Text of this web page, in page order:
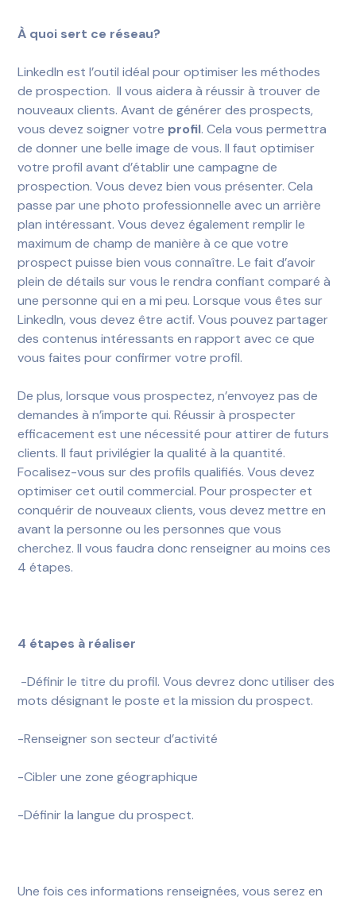
À quoi sert ce réseau?
LinkedIn est l’outil idéal pour optimiser les méthodes
de prospection. Il vous aidera à réussir à trouver de
nouveaux clients. Avant de générer des prospects,
vous devez soigner votre profil. Cela vous permettra
de donner une belle image de vous. Il faut optimiser
votre profil avant d’établir une campagne de
prospection. Vous devez bien vous présenter. Cela
passe par une photo professionnelle avec un arrière
plan intéressant. Vous devez également remplir le
maximum de champ de manière à ce que votre
prospect puisse bien vous connaître. Le fait d’avoir
plein de détails sur vous le rendra confiant comparé à
une personne qui en a mi peu. Lorsque vous êtes sur
LinkedIn, vous devez être actif. Vous pouvez partager
des contenus intéressants en rapport avec ce que
vous faites pour confirmer votre profil.
De plus, lorsque vous prospectez, n’envoyez pas de
demandes à n’importe qui. Réussir à prospecter
efficacement est une nécessité pour attirer de futurs
clients. Il faut privilégier la qualité à la quantité.
Focalisez-vous sur des profils qualifiés. Vous devez
optimiser cet outil commercial.Pour prospecter et
conquérir de nouveaux clients, vous devez mettre en
avant la personne ou les personnes que vous
cherchez. Il vous faudra donc renseigner au moins ces
4 étapes.
4 étapes à réaliser
-Définir le titre du profil. Vous devrez donc utiliser des
mots désignant le poste et la mission du prospect.
-Renseigner son secteur d’activité
-Cibler une zone géographique
-Définir la langue du prospect.
Une fois ces informations renseignées, vous serez en